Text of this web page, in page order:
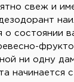
свеж и
о состоянии
ни одну
начинается